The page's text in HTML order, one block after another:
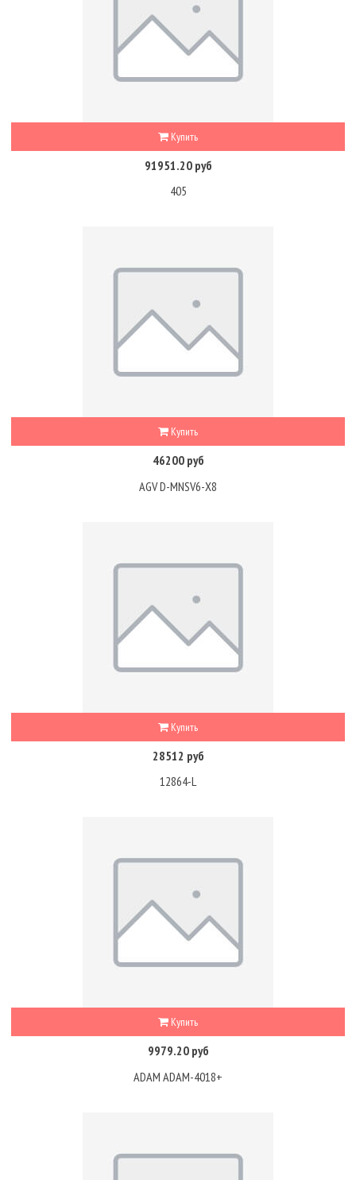
Купить
91951.20 руб
405
Купить
46200 руб
AGV D-MNSV6-X8
Купить
28512 руб
12864-L
Купить
9979.20 руб
ADAM ADAM-4018+